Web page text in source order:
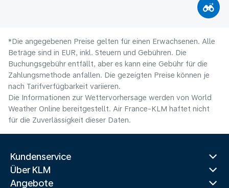
*Die angegebenen Preise gelten für einen Erwachsenen. Alle
Beträge sind in EUR, inkl. Steuern und Gebühren. Die
Buchungsgebühr entfällt, aber es kann eine Gebühr für die
Zahlungsmethode anfallen. Die gezeigten Preise können je
nach Tarifverfügbarkeit variieren.
Die Informationen zur Wettervorhersage werden von World
Weather Online bereitgestellt. Air France-KLM haftet nicht
für die Zuverlässigkeit dieser Daten.
Kundenservice
Über KLM
Angebote